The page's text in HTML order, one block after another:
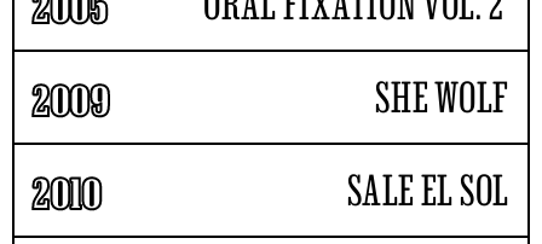
2009 SHE WOLF
2010 SALE EL SOL